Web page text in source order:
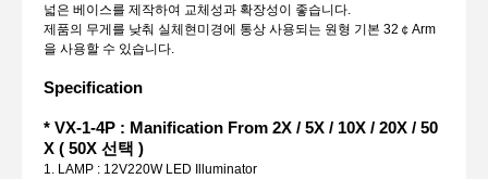
넓은 베이스를 제작하여 교체성과 확장성이 좋습니다.
제품의 무게를 낮춰 실체현미경에 통상 사용되는 원형 기본 32￠Arm
을 사용할 수 있습니다.
Specification
* VX-1-4P : Manification From 2X / 5X / 10X / 20X / 50
X ( 50X 선택 )
1. LAMP : 12V220W LED Illuminator